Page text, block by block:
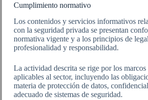
Cumplimiento normativo
Los contenidos y servicios informativos
con la seguridad privada se presentan
normativa vigente y a los principios de
profesionalidad y responsabilidad.
La actividad descrita se rige por los marcos
aplicables al sector, incluyendo las
materia de protección de datos,
adecuado de sistemas de seguridad.